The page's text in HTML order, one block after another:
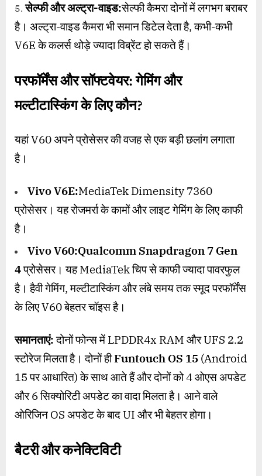
सेल्फी और अल्ट्रा-वाइड:सेल्फी कैमरा दोनों में लगभग बराबर
है। अल्ट्रा-वाइड कैमरा भी समान डिटेल देता है, कभी-कभी
V6E के कलर्स थोड़े ज्यादा विब्रेंट हो सकते हैं।
परफॉर्मेंस और सॉफ्टवेयर: गेमिंग और
मल्टीटास्किंग के लिए कौन?
यहां V60 अपने प्रोसेसर की वजह से एक बड़ी छलांग लगाता
है।
Vivo V6E:MediaTek Dimensity 7360
प्रोसेसर। यह रोजमर्रा के कामों और लाइट गेमिंग के लिए काफी
है।
Vivo V60:Qualcomm Snapdragon 7 Gen
4प्रोसेसर। यह MediaTek चिप से काफी ज्यादा पावरफुल
है। हैवी गेमिंग, मल्टीटास्किंग और लंबे समय तक स्मूद परफॉर्मेंस
के लिए V60 बेहतर चॉइस है।
समानताएं:दोनों फोन्स में LPDDR4x RAM और UFS 2.2
स्टोरेज मिलता है। दोनों हीFuntouch OS 15 (Android
15 पर आधारित) के साथ आते हैं और दोनों को 4 ओएस अपडेट
और 6 सिक्योरिटी अपडेट का वादा मिलता है। आने वाले
ओरिजिन OS अपडेट के बाद UI और भी बेहतर होगा।
बैटरी और कनेक्टिविटी